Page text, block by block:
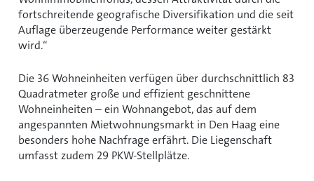
fortschreitende geografische Diversifikation und die seit
Auflage überzeugende Performance weiter gestärkt
wird.“
Die 36 Wohneinheiten verfügen über durchschnittlich 83
Quadratmeter große und effizient geschnittene
Wohneinheiten – ein Wohnangebot, das auf dem
angespannten Mietwohnungsmarkt in Den Haag eine
besonders hohe Nachfrage erfährt. Die Liegenschaft
umfasst zudem 29 PKW-Stellplätze.